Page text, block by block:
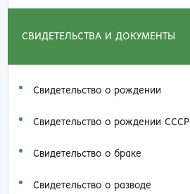
СВИДЕТЕЛЬСТВА И ДОКУМЕНТЫ
Свидетельство о рождении
Свидетельство о рождении СССР
Свидетельство о браке
Свидетельство о разводе